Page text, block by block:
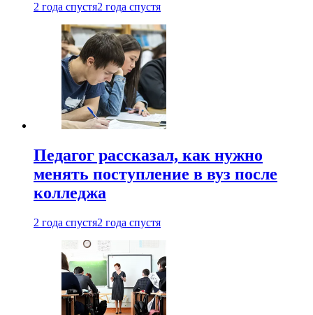
2 года спустя2 года спустя
Педагог рассказал, как нужно
менять поступление в вуз после
колледжа
2 года спустя2 года спустя